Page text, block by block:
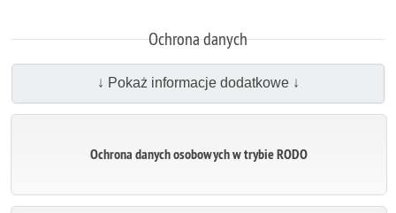
Ochrona danych
↓ Pokaż informacje dodatkowe ↓
Ochrona danych osobowych w trybie RODO